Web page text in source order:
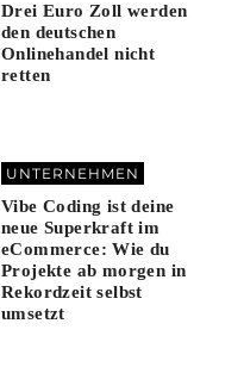
Drei Euro Zoll werden
den deutschen
Onlinehandel nicht
retten
UNTERNEHMEN
Vibe Coding ist deine
neue Superkraft im
eCommerce: Wie du
Projekte ab morgen in
Rekordzeit selbst
umsetzt